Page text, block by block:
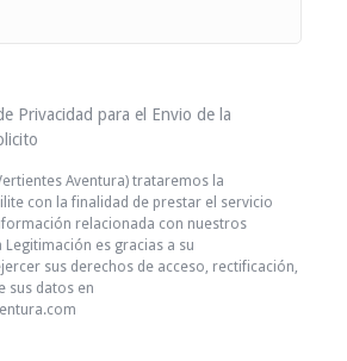
Privacidad para el Envio de la
Aventura) trataremos la
con la finalidad de prestar el servicio
relacionada con nuestros
es gracias a su
sus derechos de acceso, rectificación,
sus datos en